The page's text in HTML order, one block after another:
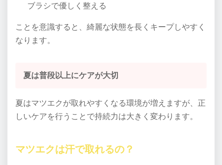
ブラシで優しく整える
ことを意識すると、綺麗な状態を長くキープしやすく
なります。
夏は普段以上にケアが大切
夏はマツエクが取れやすくなる環境が増えますが、正
しいケアを行うことで持続力は大きく変わります。
マツエクは汗で取れるの？